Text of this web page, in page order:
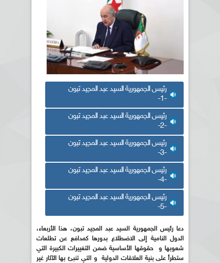
رئيس الجمهورية السيد عبد المجيد تبون
-1-
رئيس الجمهورية السيد عبد المجيد تبون
-2-
رئيس الجمهورية السيد عبد المجيد تبون
-3-
رئيس الجمهورية السيد عبد المجيد تبون
-4-
رئيس الجمهورية السيد عبد المجيد تبون
-5-
دعا رئيس الجمهورية السيد عبد المجيد تبون، هذا الأربعاء،
الدول النامية إلى الاضطلاع بدورها كمدافع عن تطلعات
شعوبها و حقوقها الأساسية ضمن التغييرات الكبيرة التي
ستطرأ على بنية العلاقات الدولية و التي تنبئ بها الآثار غير